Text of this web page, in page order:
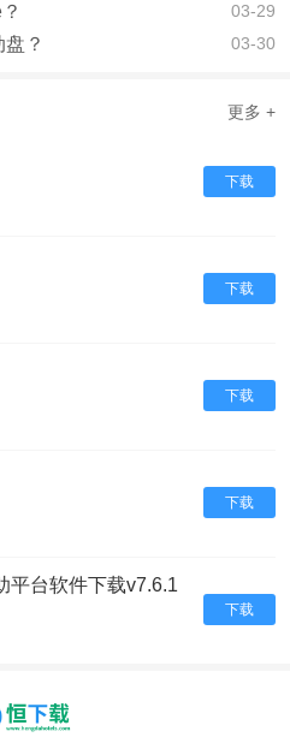
03-29
？ 03-30
更多 +
下载
下载
下载
下载
平台软件下载v7.6.1
下载